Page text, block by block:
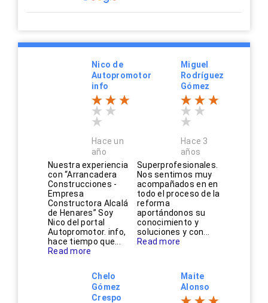
Nico de
Autopromotor
info
Hace un
año
Nuestra experiencia
con “Arrancadera
Construcciones -
Empresa
Constructora Alcalá
de Henares” Soy
Nico del portal
Autopromotor. info,
hace tiempo que...
Read more
Miguel
Rodríguez
Gómez
Hace 3
años
Superprofesionales.
Nos sentimos muy
acompañados en en
todo el proceso de la
reforma
aportándonos su
conocimiento y
soluciones y con...
Read more
Chelo
Gómez
Crespo
Maite
Alonso